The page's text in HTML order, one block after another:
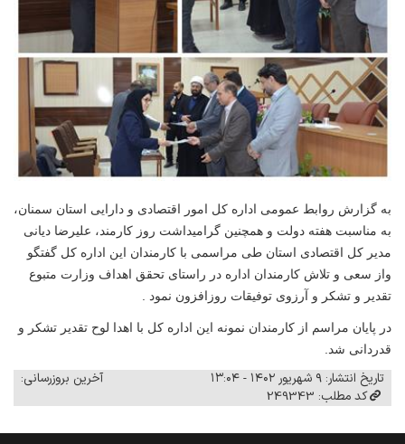
به گزارش روابط عمومی اداره کل امور اقتصادی و دارایی استان سمنان،
به مناسبت هفته دولت و همچنین گرامیداشت روز کارمند، علیرضا دیانی
مدیر کل اقتصادی استان طی مراسمی با کارمندان این اداره کل گفتگو
واز سعی و تلاش کارمندان اداره در راستای تحقق اهداف وزارت متبوع
تقدیر و تشکر و آرزوی توفیقات روزافزون نمود .
در پایان مراسم از کارمندان نمونه این اداره کل با اهدا لوح تقدیر تشکر و
قدردانی شد.
تاریخ انتشار: ۹ شهریور ۱۴۰۲ - ۱۳:۰۴
آخرین بروزرسانی:
کد مطلب: 249343